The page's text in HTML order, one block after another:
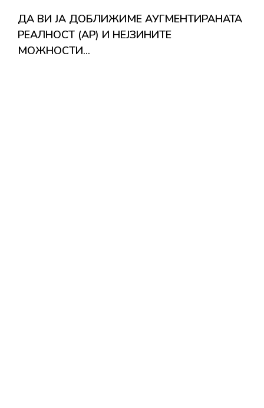
ДА ВИ JA ДОБЛИЖИМЕ АУГМЕНТИРАНАТА
РЕАЛНОСТ (АР) И НЕЈЗИНИТЕ
МОЖНОСТИ…